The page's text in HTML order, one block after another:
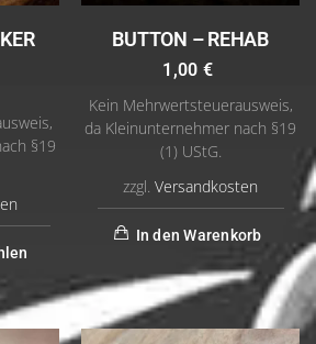
§19
BUTTON – REHAB
1,00 €
Kein Mehrwertsteuerausweis,
da Kleinunternehmer nach §19
(1) UStG.
zzgl. Versandkosten
In den Warenkorb